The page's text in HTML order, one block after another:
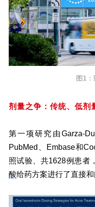
图1
剂量之争：传统、低剂
第一项研究由Garza-
PubMed、Embase和
照试验、共1628例患者
酸给药方案进行了直接和